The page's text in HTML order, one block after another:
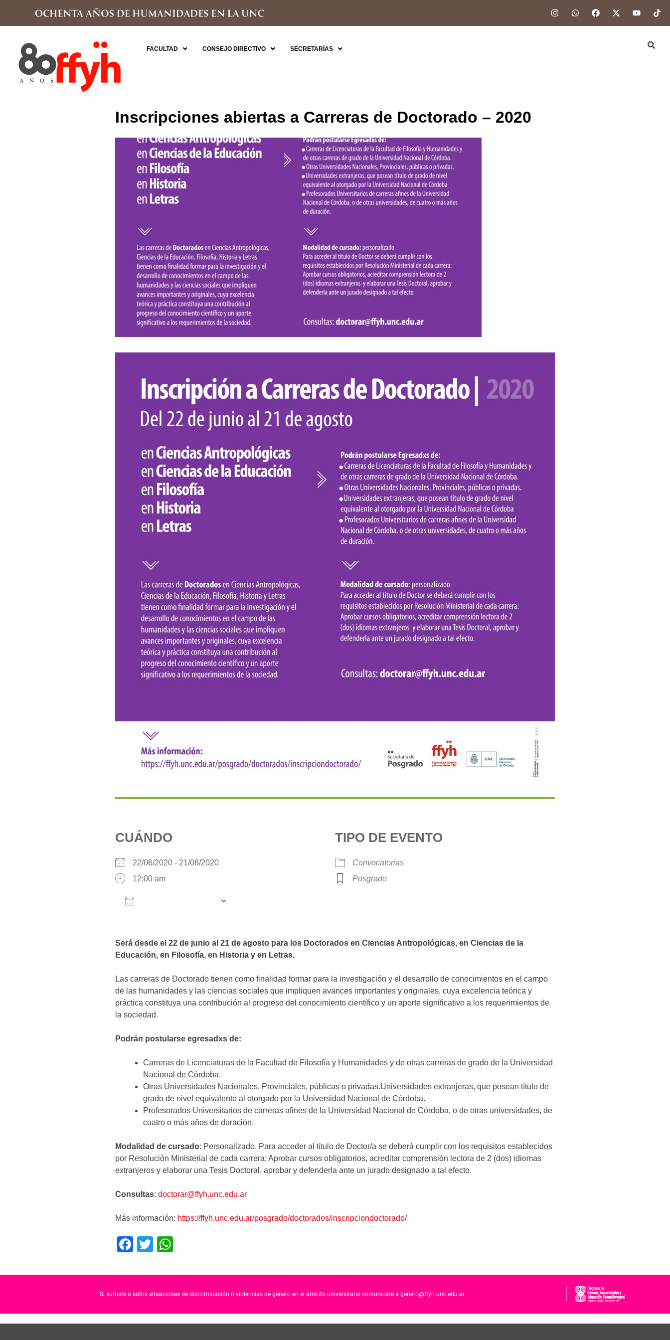
FACULTAD CONSEJO DIRECTIVO SECRETARÍAS
Inscripciones abiertas a Carreras de Doctorado – 2020
CUÁNDO
22/06/2020 - 21/08/2020
12:00 am
TIPO DE EVENTO
Convocatorias
Posgrado
Será desde el 22 de junio al 21 de agosto para los Doctorados en Ciencias Antropológicas, en Ciencias de la
Educación, en Filosofía, en Historia y en Letras.
Las carreras de Doctorado tienen como finalidad formar para la investigación y el desarrollo de conocimientos en el campo
de las humanidades y las ciencias sociales que impliquen avances importantes y originales, cuya excelencia teórica y
práctica constituya una contribución al progreso del conocimiento científico y un aporte significativo a los requerimientos de
la sociedad.
Podrán postularse egresadxs de:
Carreras de Licenciaturas de la Facultad de Filosofía y Humanidades y de otras carreras de grado de la Universidad
Nacional de Córdoba.
Otras Universidades Nacionales, Provinciales, públicas o privadas.Universidades extranjeras, que posean título de
grado de nivel equivalente al otorgado por la Universidad Nacional de Córdoba.
Profesorados Universitarios de carreras afines de la Universidad Nacional de Córdoba, o de otras universidades, de
cuatro o más años de duración.
Modalidad de cursado: Personalizado. Para acceder al título de Doctor/a se deberá cumplir con los requisitos establecidos
por Resolución Ministerial de cada carrera: Aprobar cursos obligatorios, acreditar comprensión lectora de 2 (dos) idiomas
extranjeros y elaborar una Tesis Doctoral, aprobar y defenderla ante un jurado designado a tal efecto.
Consultas: doctorar@ffyh.unc.edu.ar
Más información: https://ffyh.unc.edu.ar/posgrado/doctorados/inscripciondoctorado/
F
c
e
o
T
tt
er
at
s
p
Si sufriste o sufris situaciones de discriminación o violencias de género en el ámbito universitario comunicate a genero@ffyh.unc.edu.ar